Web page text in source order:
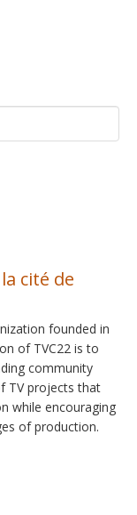
cité de
founded in
of TVC22 is to
community
TV projects that
while encouraging
of production.